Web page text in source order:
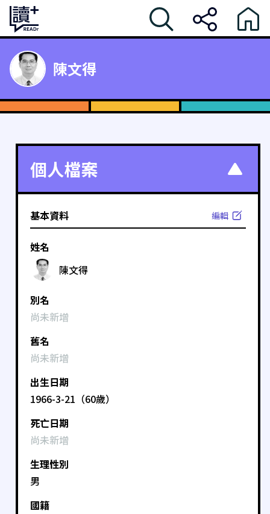
陳文得
個人檔案
基本資料 編輯
姓名
陳文得
別名
尚未新增
舊名
尚未新增
出生日期
1966-3-21（60歲）
死亡日期
尚未新增
生理性別
男
國籍